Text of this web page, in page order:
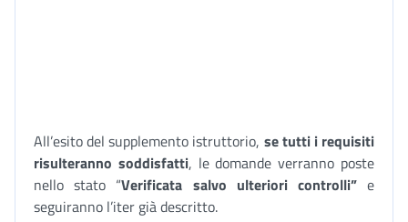
All’esito del supplemento istruttorio, se tutti i requisiti
risulteranno soddisfatti, le domande verranno poste
nello stato “Verificata salvo ulteriori controlli”e
seguiranno l’iter già descritto.